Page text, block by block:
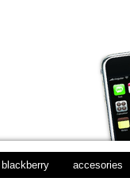
blackberry accesories